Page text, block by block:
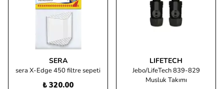
SERA
sera X-Edge 450 filtre sepeti
₺ 320.00
LIFETECH
Jebo/LifeTech 839-829
Musluk Takımı